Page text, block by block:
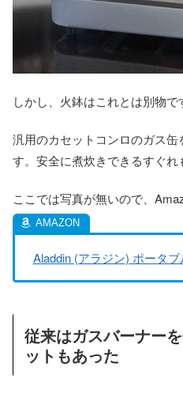
しかし、火鉢はこれとは別物で
汎用のカセットコンロのガス
す。安全に煮炊きできるすぐれ
ここでは写真が無いので、
Aladdin (アラジン) ポータ
従来はガスバーナー
ットもあった